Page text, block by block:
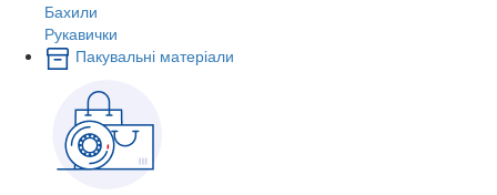
Бахили
Рукавички
Пакувальні матеріали